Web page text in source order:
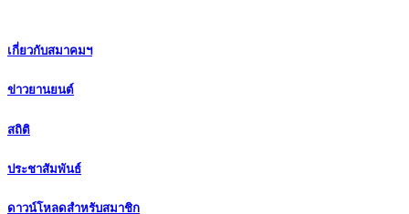
เกี่ยวกับสมาคมฯ
ข่าวยานยนต์
สถิติ
ประชาสัมพันธ์
ดาวน์โหลดสำหรับสมาชิก